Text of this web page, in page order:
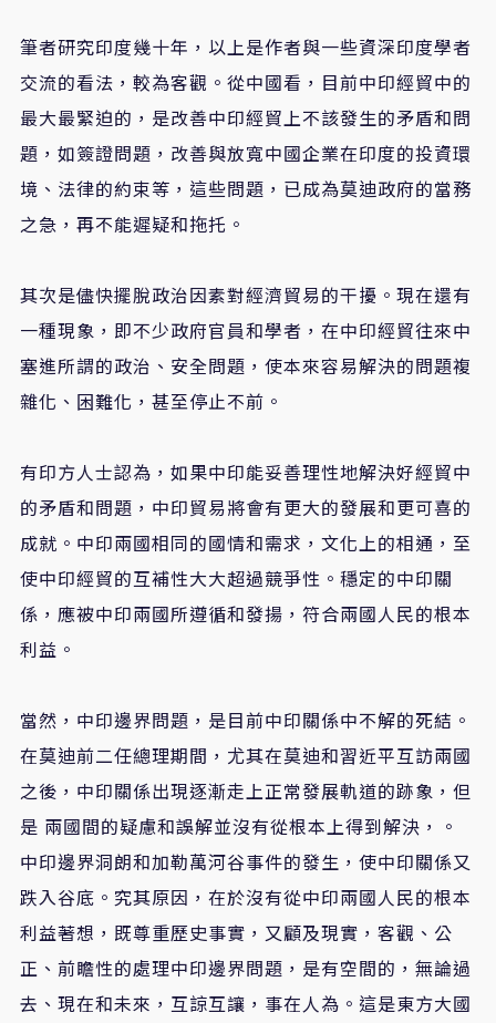
筆者研究印度幾十年，以上是作者與一些資深印度學者
交流的看法，較為客觀。從中國看，目前中印經貿中的
最大最緊迫的，是改善中印經貿上不該發生的矛盾和問
題，如簽證問題，改善與放寬中國企業在印度的投資環
境、法律的約束等，這些問題，已成為莫迪政府的當務
之急，再不能遲疑和拖托。
其次是儘快擺脫政治因素對經濟貿易的干擾。現在還有
一種現象，即不少政府官員和學者，在中印經貿往來中
塞進所謂的政治、安全問題，使本來容易解決的問題複
雜化、困難化，甚至停止不前。
有印方人士認為，如果中印能妥善理性地解決好經貿中
的矛盾和問題，中印貿易將會有更大的發展和更可喜的
成就。中印兩國相同的國情和需求，文化上的相通，至
使中印經貿的互補性大大超過競爭性。穩定的中印關
係，應被中印兩國所遵循和發揚，符合兩國人民的根本
利益。
當然，中印邊界問題，是目前中印關係中不解的死結。
在莫迪前二任總理期間，尤其在莫迪和習近平互訪兩國
之後，中印關係出現逐漸走上正常發展軌道的跡象，但
是 兩國間的疑慮和誤解並沒有從根本上得到解決，。
中印邊界洞朗和加勒萬河谷事件的發生，使中印關係又
跌入谷底。究其原因，在於沒有從中印兩國人民的根本
利益著想，既尊重歷史事實，又顧及現實，客觀、公
正、前瞻性的處理中印邊界問題，是有空間的，無論過
去、現在和未來，互諒互讓，事在人為。這是東方大國